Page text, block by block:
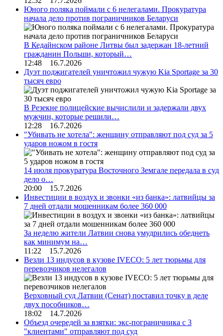
Юного поляка поймали с 6 нелегалами. Прокуратура
начала дело против пограничников Беларуси
В Кедайнском районе Литвы был задержан 18-летний
гражданин Польши, который…
12:48 16.7.2026
Дуэт поджигателей уничтожил чужую Kia Sportage за 30
тысяч евро
В Резекне полицейские вычислили и задержали двух
мужчин, которые решили…
12:28 16.7.2026
"Убивать не хотела": женщину отправляют под суд за 5
ударов ножом в гостя
14 июля прокуратура Восточного Земгале передала в суд
дело о…
20:00 15.7.2026
Инвестиции в воздух и звонки «из банка»: латвийцы за
7 дней отдали мошенникам более 360 000
За неделю жители Латвии снова умудрились обеднеть
как минимум на…
11:22 15.7.2026
Везли 13 индусов в кузове IVECO: 5 лет тюрьмы для
перевозчиков нелегалов
Верховный суд Латвии (Сенат) поставил точку в деле
двух пособников…
18:02 14.7.2026
Объезд очередей за взятки: экс-пограничника с 3
"клиентами" отправляют под суд